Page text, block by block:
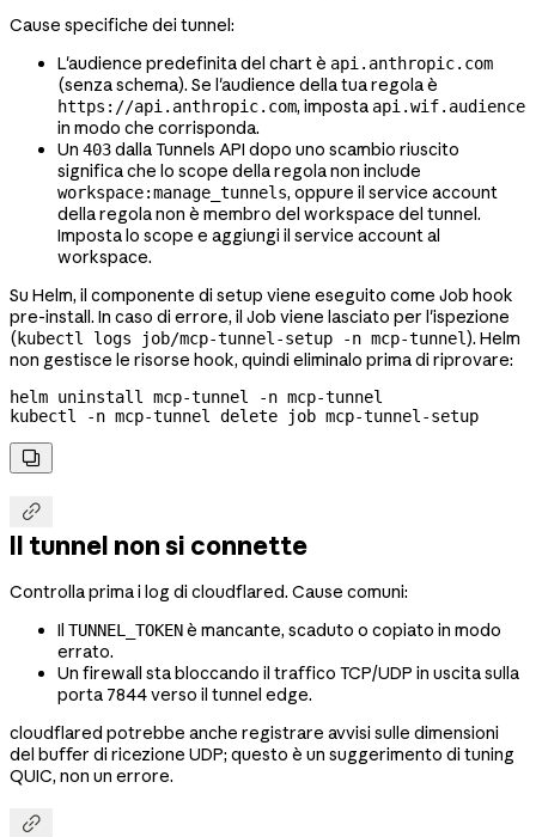
Cause specifiche dei tunnel:
L'audience predefinita del chart è api.anthropic.com
(senza schema). Se l'audience della tua regola è
https://api.anthropic.com, imposta api.wif.audience
in modo che corrisponda.
Un 403dalla Tunnels API dopo uno scambio riuscito
significa che lo scope della regola non include
workspace:manage_tunnels, oppure il service account
della regola non è membro del workspace del tunnel.
Imposta lo scope e aggiungi il service account al
workspace.
Su Helm, il componente di setup viene eseguito come Job hook
pre-install. In caso di errore, il Job viene lasciato per l'ispezione
( kubectl logs job/mcp-tunnel-setup -n mcp-tunnel). Helm
non gestisce le risorse hook, quindi eliminalo prima di riprovare:
helm uninstall mcp-tunnel -n mcp-tunnel
kubectl -n mcp-tunnel delete job mcp-tunnel-setup


Il tunnel non si connette
Controlla prima i log di cloudflared. Cause comuni:
Il TUNNEL_TOKENè mancante, scaduto o copiato in modo
errato.
Un firewall sta bloccando il traffico TCP/UDP in uscita sulla
porta 7844 verso il tunnel edge.
cloudflared potrebbe anche registrare avvisi sulle dimensioni
del buffer di ricezione UDP; questo è un suggerimento di tuning
QUIC, non un errore.
